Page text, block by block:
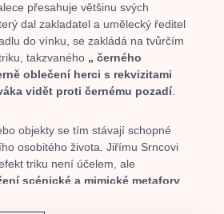
přesahuje většinu svých
dal zakladatel a umělecký ředitel
do vínku, se zakládá na tvůrčím
takzvaného „ černého
oblečení herci s rekvizitami
vidět proti černému pozadí.
objekty se tím stávají schopné
osobitého života. Jiřímu Srncovi
triku není účelem, ale
scénické a mimické metafory